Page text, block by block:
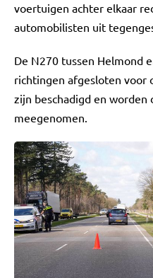
voertuigen achter elkaar
automobilisten uit
De N270 tussen Helmond
richtingen afgesloten voor
zijn beschadigd en
meegenomen.